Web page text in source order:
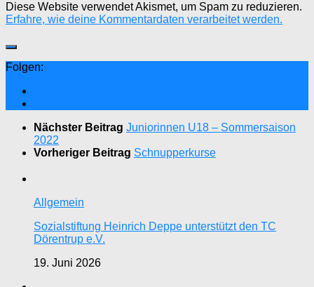
Diese Website verwendet Akismet, um Spam zu reduzieren.
Erfahre, wie deine Kommentardaten verarbeitet werden.
Folgen:
Nächster Beitrag Juniorinnen U18 – Sommersaison
2022
Vorheriger Beitrag Schnupperkurse
Allgemein
Sozialstiftung Heinrich Deppe unterstützt den TC
Dörentrup e.V.
19. Juni 2026